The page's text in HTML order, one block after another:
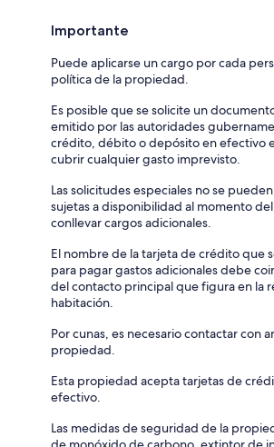
Importante
Puede aplicarse un cargo por cada
política de la propiedad.
Es posible que se solicite un
emitido por las autoridades
crédito, débito o depósito en efectivo
cubrir cualquier gasto imprevisto.
Las solicitudes especiales no se
sujetas a disponibilidad al momento
conllevar cargos adicionales.
El nombre de la tarjeta de crédito que
para pagar gastos adicionales debe
del contacto principal que figura en la
habitación.
Por cunas, es necesario contactar con
propiedad.
Esta propiedad acepta tarjetas de
efectivo.
Las medidas de seguridad de la